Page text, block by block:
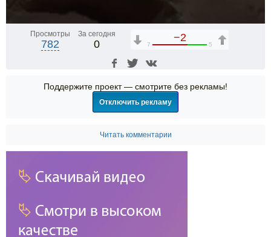
Просмотры
782
За сегодня
0
−2
7 5
Поддержите проект — смотрите без рекламы!
Отключить рекламу
Читать комментарии